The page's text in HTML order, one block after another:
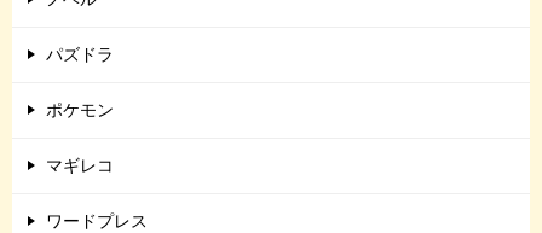
パズドラ
ポケモン
マギレコ
ワードプレス